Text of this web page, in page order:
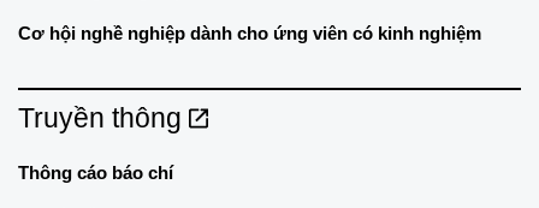
Cơ hội nghề nghiệp dành cho ứng viên có kinh nghiệm
Truyền thông
Thông cáo báo chí